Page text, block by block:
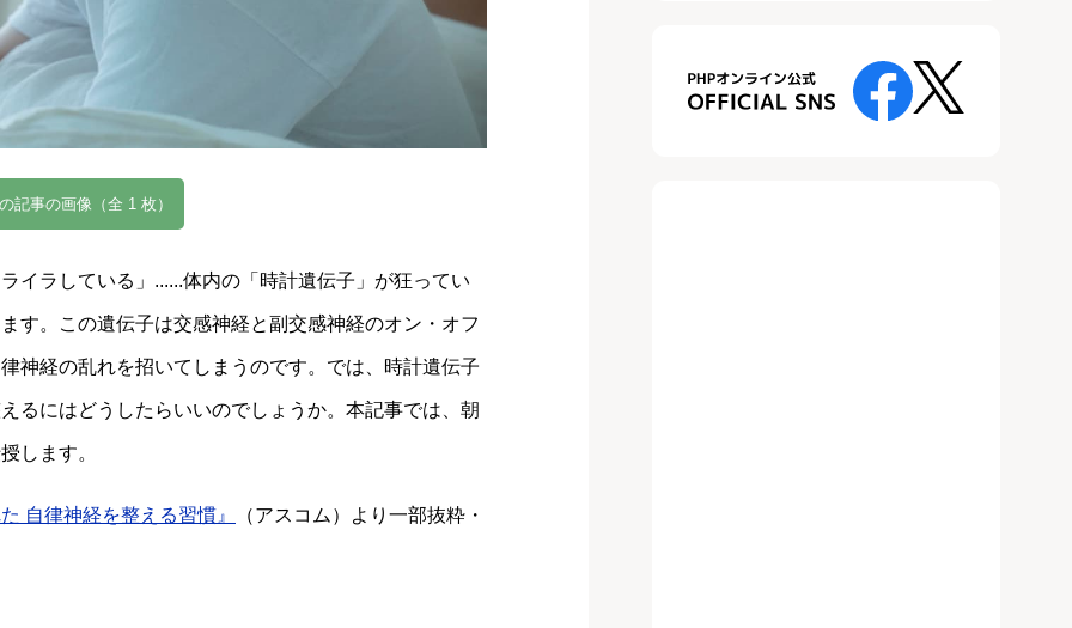
記事の画像（全 1 枚）
イラしている」......体内の「時計遺伝子」が狂ってい
す。この遺伝子は交感神経と副交感神経のオン・オフ
神経の乱れを招いてしまうのです。では、時計遺伝子
るにはどうしたらいいのでしょうか。本記事では、朝
します。
自律神経を整える習慣』 （アスコム）より一部抜粋・